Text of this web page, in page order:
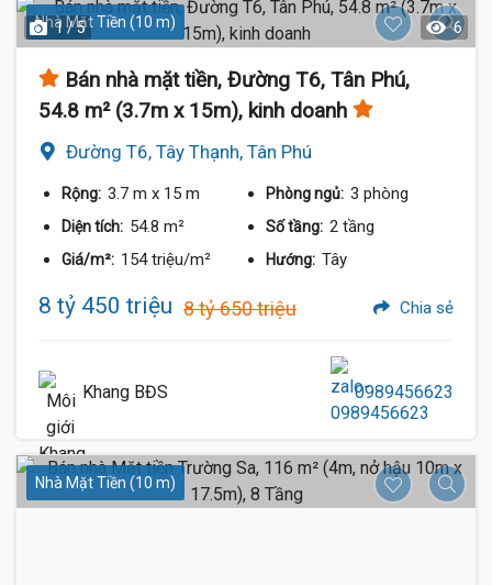
Nhà Mặt Tiền (10 m)
1 / 5 6
Bán nhà mặt tiền, Đường T6, Tân Phú,
54.8 m² (3.7m x 15m), kinh doanh
Đường T6, Tây Thạnh, Tân Phú
Rộng: 3.7 m x 15 m Phòng ngủ: 3 phòng
Diện tích: 54.8 m² Số tầng: 2 tầng
Giá/m²: 154 triệu/m² Hướng: Tây
8 tỷ 450 triệu 8 tỷ 650 triệu Chia sẻ
Khang BĐS 0989456623
Nhà Mặt Tiền (10 m)